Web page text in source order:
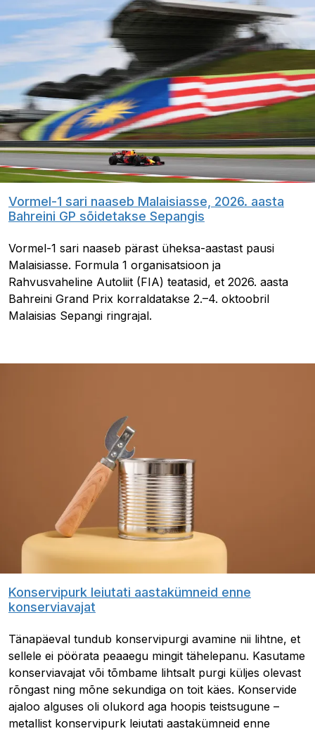
Vormel-1 sari naaseb Malaisiasse, 2026. aasta
Bahreini GP sõidetakse Sepangis
Vormel-1 sari naaseb pärast üheksa-aastast pausi
Malaisiasse. Formula 1 organisatsioon ja
Rahvusvaheline Autoliit (FIA) teatasid, et 2026. aasta
Bahreini Grand Prix korraldatakse 2.–4. oktoobril
Malaisias Sepangi ringrajal.
Konservipurk leiutati aastakümneid enne
konserviavajat
Tänapäeval tundub konservipurgi avamine nii lihtne, et
sellele ei pöörata peaaegu mingit tähelepanu. Kasutame
konserviavajat või tõmbame lihtsalt purgi küljes olevast
rõngast ning mõne sekundiga on toit käes. Konservide
ajaloo alguses oli olukord aga hoopis teistsugune –
metallist konservipurk leiutati aastakümneid enne